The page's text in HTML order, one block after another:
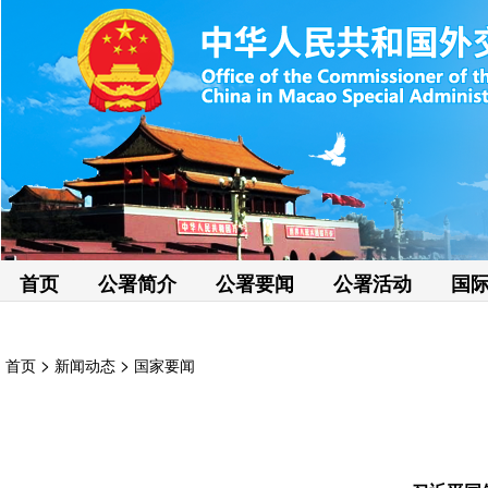
首页 公署简介 公署要闻 公署活动 国
首页 > 新闻动态 > 国家要闻